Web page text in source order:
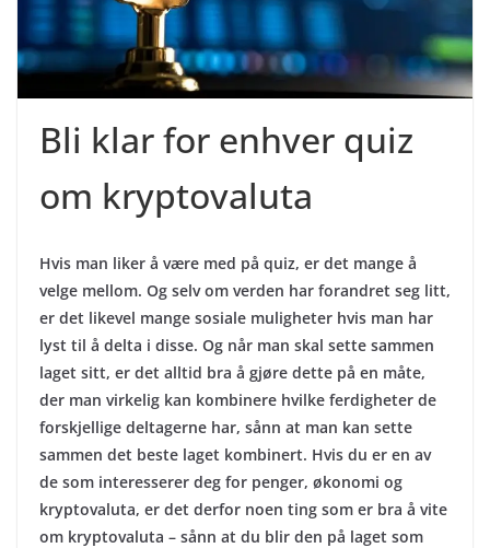
Bli klar for enhver quiz
om kryptovaluta
Hvis man liker å være med på quiz, er det mange å
velge mellom. Og selv om verden har forandret seg litt,
er det likevel mange sosiale muligheter hvis man har
lyst til å delta i disse. Og når man skal sette sammen
laget sitt, er det alltid bra å gjøre dette på en måte,
der man virkelig kan kombinere hvilke ferdigheter de
forskjellige deltagerne har, sånn at man kan sette
sammen det beste laget kombinert. Hvis du er en av
de som interesserer deg for penger, økonomi og
kryptovaluta, er det derfor noen ting som er bra å vite
om kryptovaluta – sånn at du blir den på laget som